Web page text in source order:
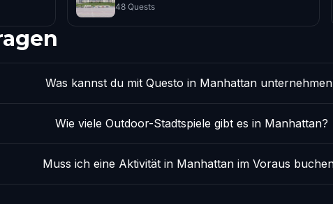
48 Quests
Was kannst du mit Questo in Manhattan
Wie viele Outdoor-Stadtspiele gibt es in Manhattan?
Muss ich eine Aktivität in Manhattan im Voraus